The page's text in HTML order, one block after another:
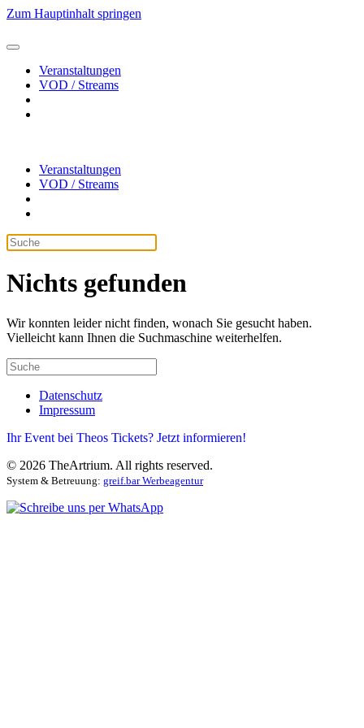
Zum Hauptinhalt springen
Veranstaltungen
VOD / Streams
Veranstaltungen
VOD / Streams
Nichts gefunden
Wir konnten leider nicht finden, wonach Sie gesucht haben.
Vielleicht kann Ihnen die Suchmaschine weiterhelfen.
Datenschutz
Impressum
Ihr Event bei Theos Tickets? Jetzt informieren!
© 2026 TheArtrium. All rights reserved.
System & Betreuung: greif.bar Werbeagentur